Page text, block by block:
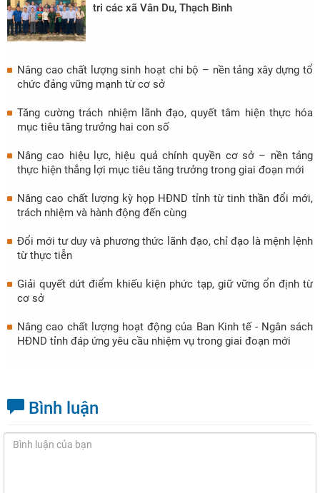
tri các xã Vân Du, Thạch Bình
Nâng cao chất lượng sinh hoạt chi bộ – nền tảng xây dựng tổ
chức đảng vững mạnh từ cơ sở
Tăng cường trách nhiệm lãnh đạo, quyết tâm hiện thực hóa
mục tiêu tăng trưởng hai con số
Nâng cao hiệu lực, hiệu quả chính quyền cơ sở – nền tảng
thực hiện thắng lợi mục tiêu tăng trưởng trong giai đoạn mới
Nâng cao chất lượng kỳ họp HĐND tỉnh từ tinh thần đổi mới,
trách nhiệm và hành động đến cùng
Đổi mới tư duy và phương thức lãnh đạo, chỉ đạo là mệnh lệnh
từ thực tiễn
Giải quyết dứt điểm khiếu kiện phức tạp, giữ vững ổn định từ
cơ sở
Nâng cao chất lượng hoạt động của Ban Kinh tế - Ngân sách
HĐND tỉnh đáp ứng yêu cầu nhiệm vụ trong giai đoạn mới
Bình luận